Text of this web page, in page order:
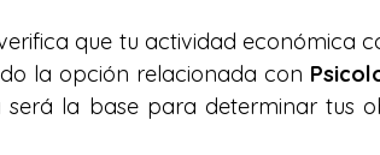
que tu actividad económica
la opción relacionada con
será la base para determinar tus